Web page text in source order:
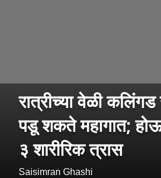
रात्रीच्या वेळी
पडू शकते महागात;
३ शारीरिक त्रास
Saisimran Ghashi